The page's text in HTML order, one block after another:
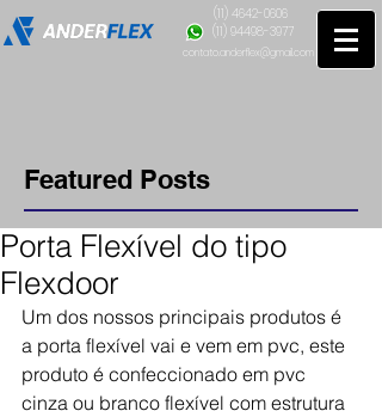
contato.anderflex@gmail.com
(11) 4642-0606
(11) 94498-3977
Featured Posts
Porta Flexível do tipo
Flexdoor
Um dos nossos principais produtos é
a porta flexível vai e vem em pvc, este
produto é confeccionado em pvc
cinza ou branco flexível com estrutura